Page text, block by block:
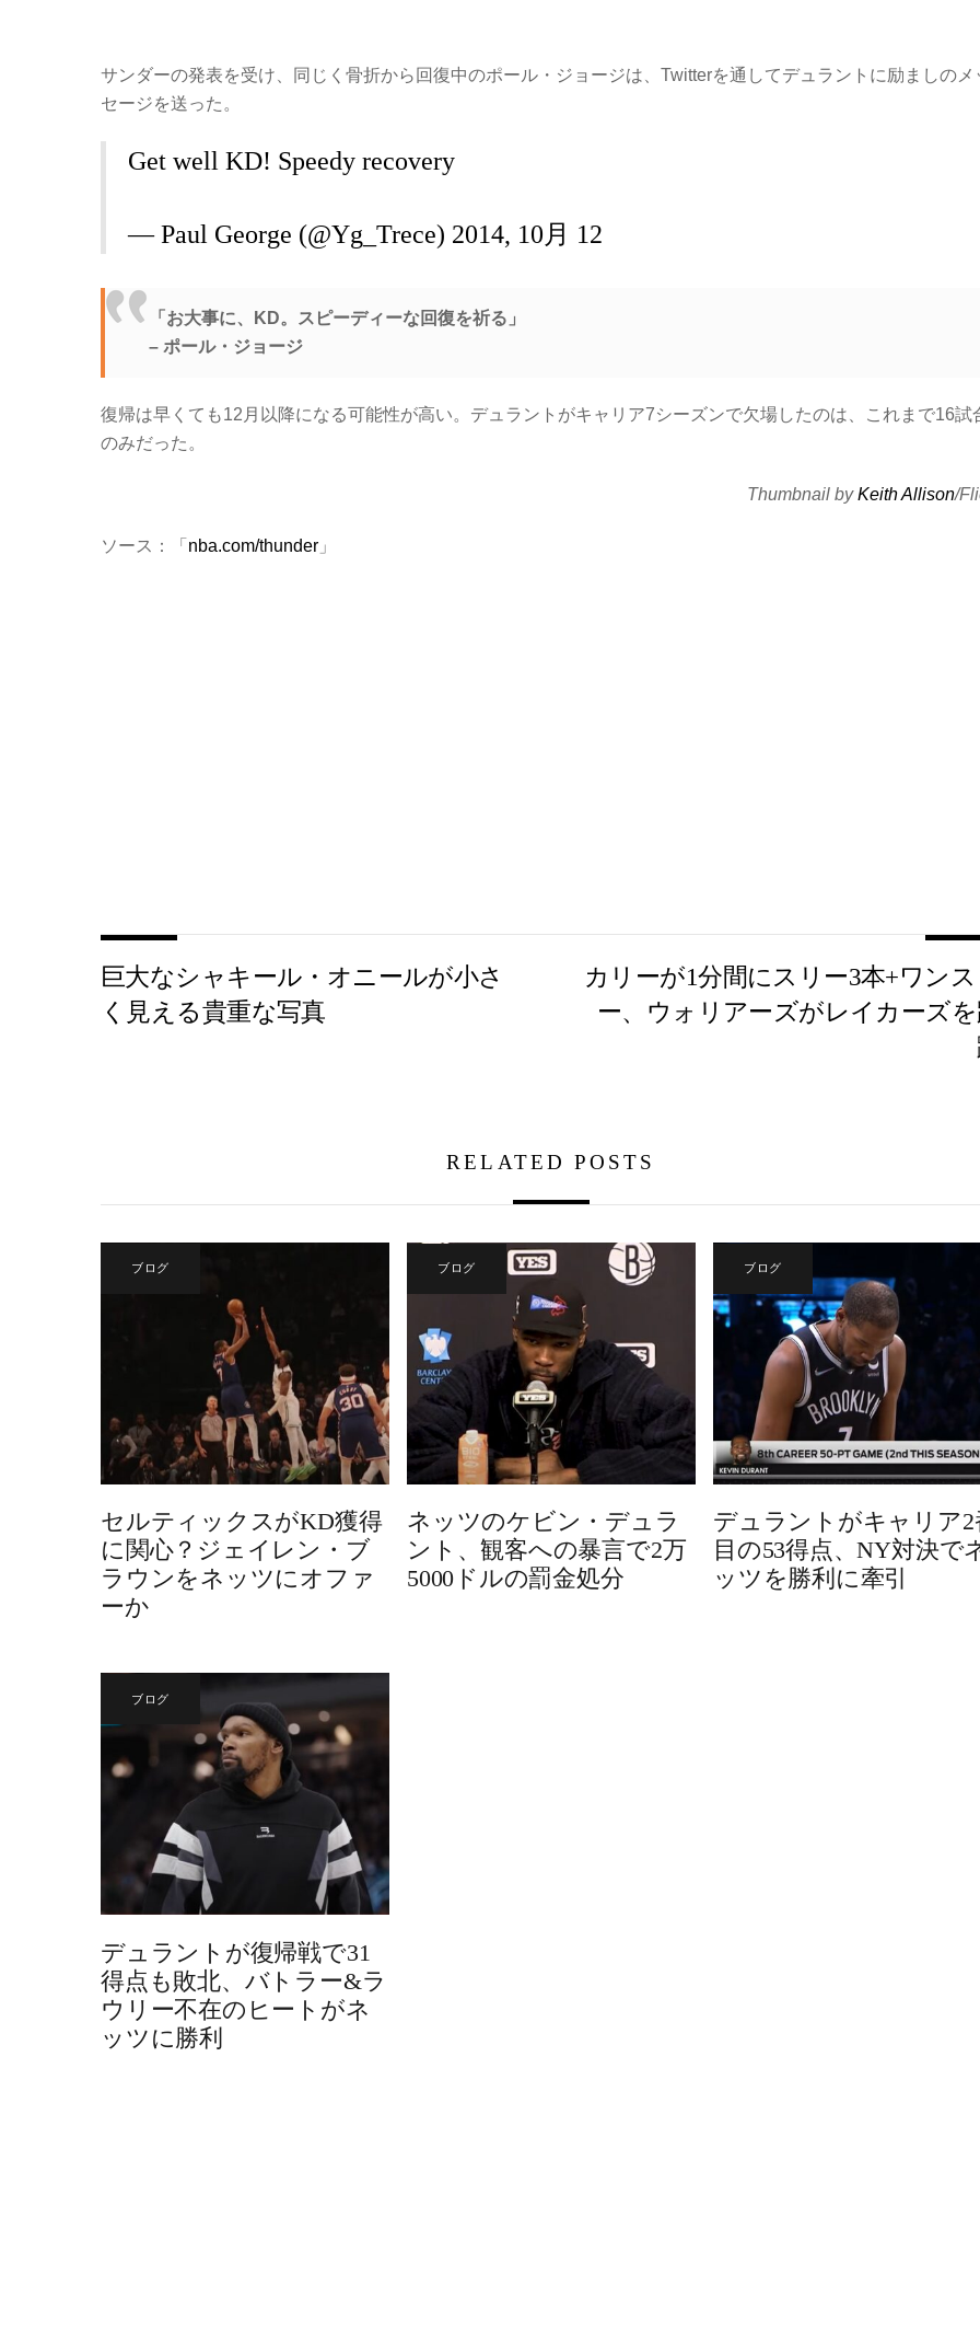
サンダーの発表を受け、同じく骨折から回復中のポール・ジョージは、Twitterを通してデュラントに励ましのメ
セージを送った。
Get well KD! Speedy recovery
— Paul George (@Yg_Trece) 2014, 10月 12
「お大事に、KD。スピーディーな回復を祈る」
– ポール・ジョージ
復帰は早くても12月以降になる可能性が高い。デュラントがキャリア7シーズンで欠場したのは、これまで16試
のみだった。
Thumbnail byKeith Allison/
ソース：「 nba.com/thunder 」
巨大なシャキール・オニールが小さ
く見える貴重な写真
カリーが1分間にスリー3本+ワン
ー、ウォリアーズがレイカーズ
RELATED POSTS
ブログ
セルティックスがKD獲得
に関心？ジェイレン・ブ
ラウンをネッツにオファ
ーか
ブログ
ネッツのケビン・デュラ
ント、観客への暴言で2万
5000ドルの罰金処分
ブログ
デュラントがキャリア2
目の53得点、NY対決で
ッツを勝利に牽引
ブログ
デュラントが復帰戦で31
得点も敗北、バトラー&ラ
ウリー不在のヒートがネ
ッツに勝利